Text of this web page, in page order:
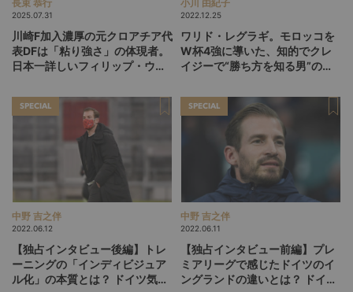
長束 恭行
2025.07.31
川崎F加入濃厚の元クロアチア代
表DFは「粘り強さ」の体現者。
日本一詳しいフィリップ・ウレ
小川 由紀子
2022.12.25
ワリド・レグラギ。モロッコを
W杯4強に導いた、知的でクレ
イジーで“勝ち方を知る男”の流
SPECIAL
中野 吉之伴
2022.06.12
【独占インタビュー後編】トレ
ーニングの「インディビジュア
ル化」の本質とは？ ドイツ気鋭
SPECIAL
中野 吉之伴
2022.06.11
【独占インタビュー前編】プレ
ミアリーグで感じたドイツのイ
ングランドの違いとは？ ドイツ